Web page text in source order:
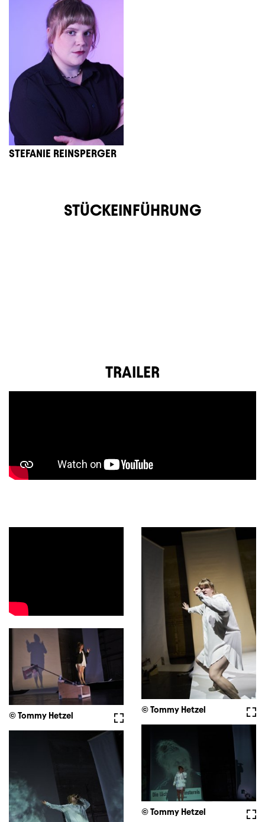
STEFANIE REINSPERGER
STÜCKEINFÜHRUNG
TRAILER
© Tommy Hetzel
Fullscreen
© Tommy Hetzel
© Tommy Hetzel